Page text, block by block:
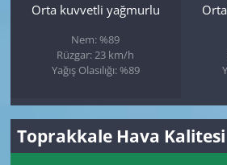
Orta kuvvetli yağmurlu
Nem: %89
Rüzgar: 23 km/h
Yağış Olasılığı: %89
Toprakkale Hava Kalitesi